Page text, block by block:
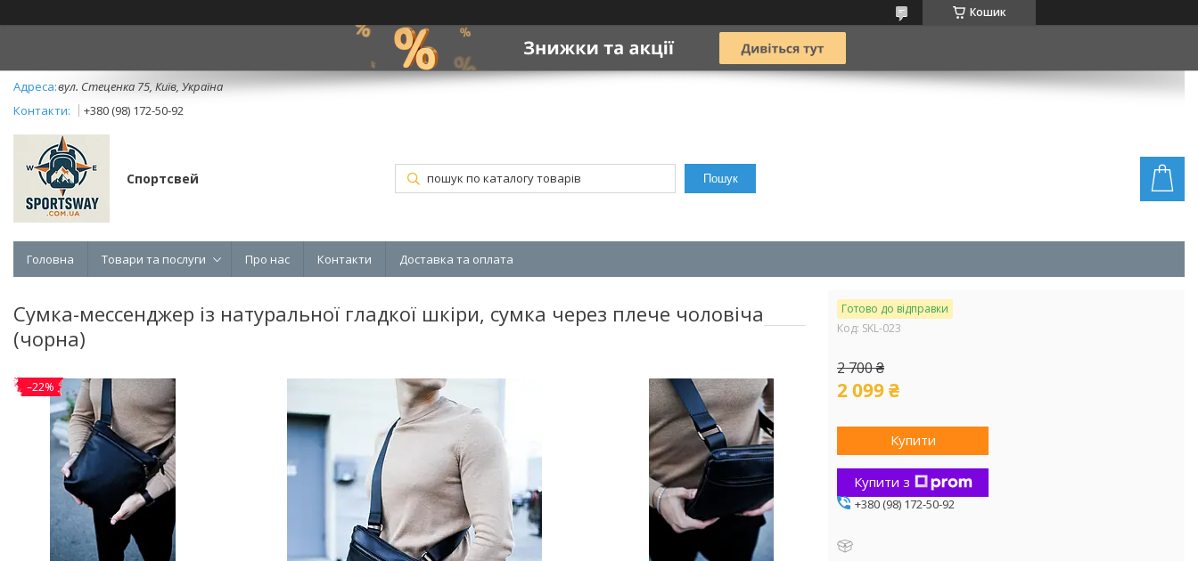
Кошик
вул. Стеценка 75, Київ, Україна
+380 (98) 172-50-92
Спортсвей Пошук
Головна Товари та послуги Про нас Контакти Доставка та оплата
Сумка-мессенджер із натуральної гладкої шкіри, сумка через плече чоловіча
(чорна)
–22%
Готово до відправки
Код: SKL-023
2 700 ₴
2 099 ₴
Купити
Купити з
+380 (98) 172-50-92